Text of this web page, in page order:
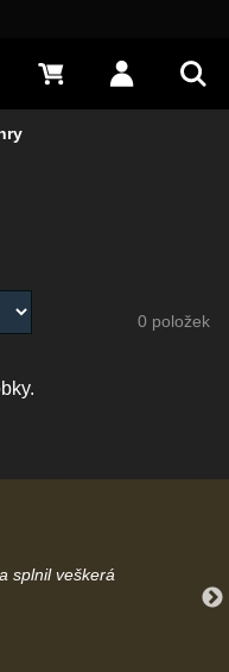
Přihlásit
0 Kč
0 položek
splnil veškerá